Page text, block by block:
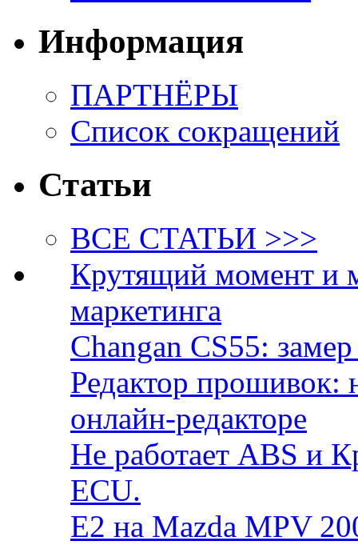
Информация
ПАРТНЁРЫ
Список сокращений
Статьи
ВСЕ СТАТЬИ >>>
Крутящий момент и
маркетинга
Changan CS55:
Редактор прошивок:
онлайн-редакторе
Не работает ABS и
ECU.
E2 на Mazda MPV